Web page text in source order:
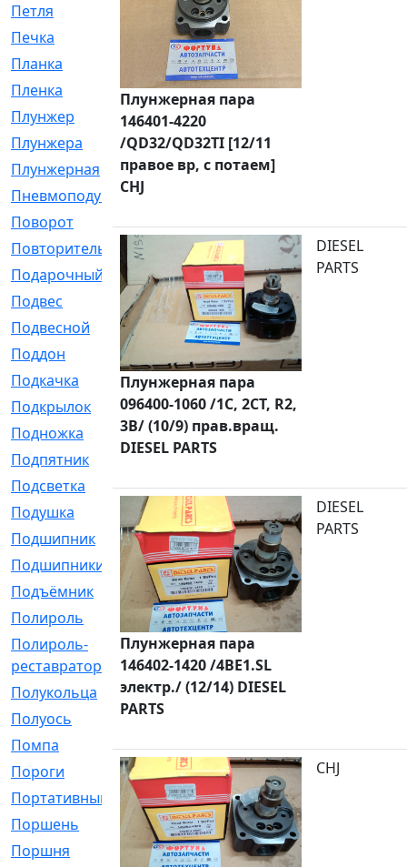
Петля
[3]
Печка
[3]
Планка
[21]
Пленка
[1]
Плунжер
[1]
Плунжера
[64]
Плунжерная
[91]
Пневмоподушка
Поворот
[12]
Повторитель
[86]
Подарочный
[3]
Подвес
[16]
Подвесной
[7]
Поддон
Подкачка
[5]
Подкрылок
[128]
Подножка
[16]
Подпятник
[1]
Подсветка
[1]
Подушка
[1540]
Подшипник
[1825]
Подшипники
[106]
Подъёмник
[1]
Полироль
[1]
Полироль-
реставратор
[1]
Полукольца
[107]
Полуось
Помпа
[537]
Пороги
[1]
Портативный
[1]
Поршень
[5]
Поршня
[833]
Плунжерная пара
146401-4220
/QD32/QD32TI [12/11
правое вр, с потаем]
CHJ
Плунжерная пара
096400-1060 /1C, 2CT, R2,
3B/ (10/9) прав.вращ.
DIESEL PARTS
DIESEL
PARTS
Плунжерная пара
146402-1420 /4BE1.SL
электр./ (12/14) DIESEL
PARTS
DIESEL
PARTS
CHJ